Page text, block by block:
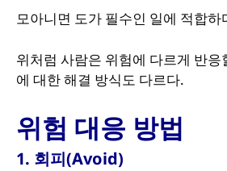
모아니면 도가 필수인 일에 적합하
위처럼 사람은 위험에 다르게 반응
에 대한 해결 방식도 다르다.
위험 대응 방법
1. 회피(Avoid)